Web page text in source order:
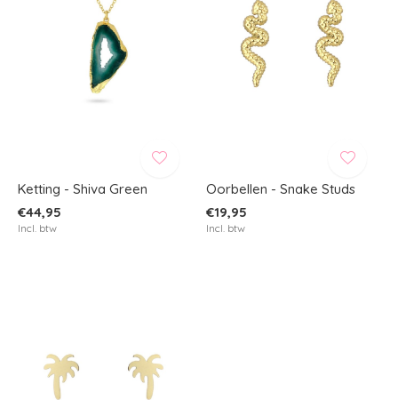
Ketting - Shiva Green
€44,95
Incl. btw
Oorbellen - Snake Studs
€19,95
Incl. btw